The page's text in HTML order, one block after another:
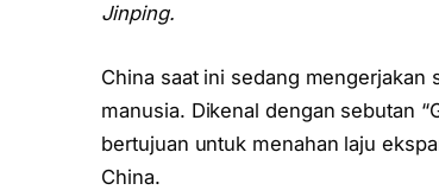
Jinping.
China saat ini sedang mengerjakan
manusia. Dikenal dengan sebutan
bertujuan untuk menahan laju
China.